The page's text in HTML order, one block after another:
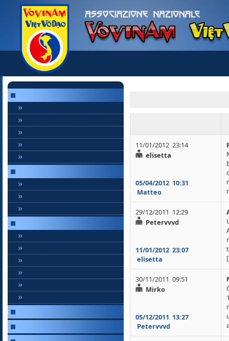
»
»
»
»
»
»
»
»
»
»
»
»
»
»
11/01/2012 23:14
elisetta
05/04/2012 10:31
Matteo
29/12/2011 12:29
Petervvvd
11/01/2012 23:07
elisetta
30/11/2011 09:51
Mirko
05/12/2011 13:27
Petervvvd